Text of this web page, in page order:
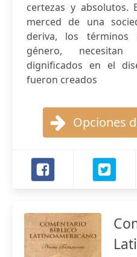
certezas y
merced de una
deriva, los
género,
dignificados en el
fueron creados
Opciones